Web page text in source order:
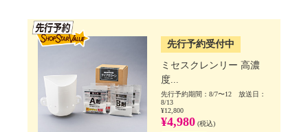
先行予約受付中
ミセスクレンリー 高濃
度...
先行予約期間：8/7〜12 放送日：
8/13
¥12,800
¥4,980 (税込)